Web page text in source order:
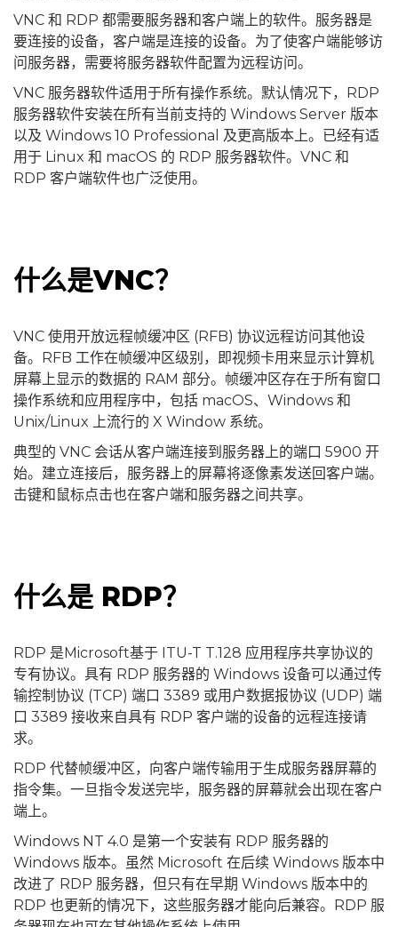
VNC 和 RDP 都需要服务器和客户端上的软件。服务器是
要连接的设备，客户端是连接的设备。为了使客户端能够访
问服务器，需要将服务器软件配置为远程访问。
VNC 服务器软件适用于所有操作系统。默认情况下，RDP
服务器软件安装在所有当前支持的 Windows Server 版本
以及 Windows 10 Professional 及更高版本上。已经有适
用于 Linux 和 macOS 的 RDP 服务器软件。VNC 和
RDP 客户端软件也广泛使用。
什么是VNC？
VNC 使用开放远程帧缓冲区 (RFB) 协议远程访问其他设
备。RFB 工作在帧缓冲区级别，即视频卡用来显示计算机
屏幕上显示的数据的 RAM 部分。帧缓冲区存在于所有窗口
操作系统和应用程序中，包括 macOS、Windows 和
Unix/Linux 上流行的 X Window 系统。
典型的 VNC 会话从客户端连接到服务器上的端口 5900 开
始。建立连接后，服务器上的屏幕将逐像素发送回客户端。
击键和鼠标点击也在客户端和服务器之间共享。
什么是 RDP？
RDP 是Microsoft基于 ITU-T T.128 应用程序共享协议的
专有协议。具有 RDP 服务器的 Windows 设备可以通过传
输控制协议 (TCP) 端口 3389 或用户数据报协议 (UDP) 端
口 3389 接收来自具有 RDP 客户端的设备的远程连接请
求。
RDP 代替帧缓冲区，向客户端传输用于生成服务器屏幕的
指令集。一旦指令发送完毕，服务器的屏幕就会出现在客户
端上。
Windows NT 4.0 是第一个安装有 RDP 服务器的
Windows 版本。虽然 Microsoft 在后续 Windows 版本中
改进了 RDP 服务器，但只有在早期 Windows 版本中的
RDP 也更新的情况下，这些服务器才能向后兼容。RDP 服